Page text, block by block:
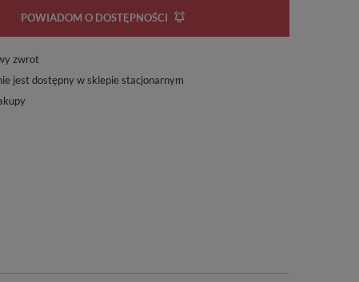
POWIADOM O DOSTĘPNOŚCI
zwrot
jest dostępny w sklepie stacjonarnym